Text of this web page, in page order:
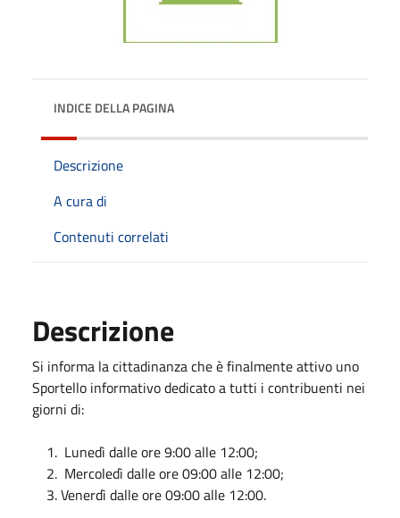
INDICE DELLA PAGINA
Descrizione
A cura di
Contenuti correlati
Descrizione
Si informa la cittadinanza che è finalmente attivo uno
Sportello informativo dedicato a tutti i contribuenti nei
giorni di:
Lunedì dalle ore 9:00 alle 12:00;
Mercoledì dalle ore 09:00 alle 12:00;
Venerdì dalle ore 09:00 alle 12:00.